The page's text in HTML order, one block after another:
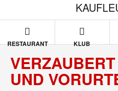
RESTAURANT KLUB
UND